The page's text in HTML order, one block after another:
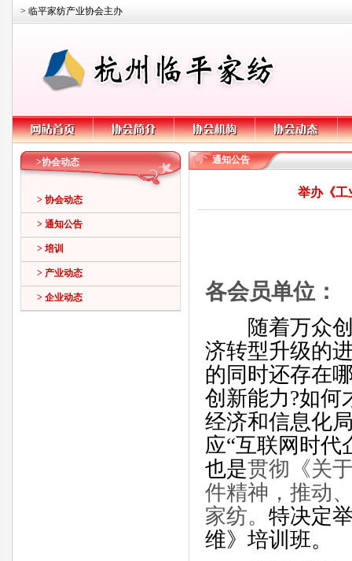
> 临平家纺产业协会主办
>协会动态
> 协会动态
> 通知公告
> 培训
> 产业动态
> 企业动态
通知公告
举办《工
各会员单位：
随着万众
济转型升级的
的同时还存在
创新能力?如何
经济和信息化
应“互联网时代
也是贯彻《关
件精神，推动
家纺。 特决定
维》培训班。